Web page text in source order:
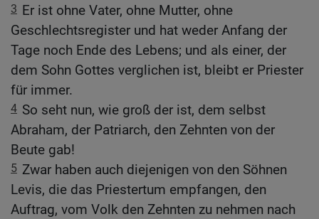
3 Er ist ohne Vater, ohne Mutter, ohne
Geschlechtsregister und hat weder Anfang der
Tage noch Ende des Lebens; und als einer, der
dem Sohn Gottes verglichen ist, bleibt er Priester
für immer.
4 So seht nun, wie groß der ist, dem selbst
Abraham, der Patriarch, den Zehnten von der
Beute gab!
5 Zwar haben auch diejenigen von den Söhnen
Levis, die das Priestertum empfangen, den
Auftrag, vom Volk den Zehnten zu nehmen nach